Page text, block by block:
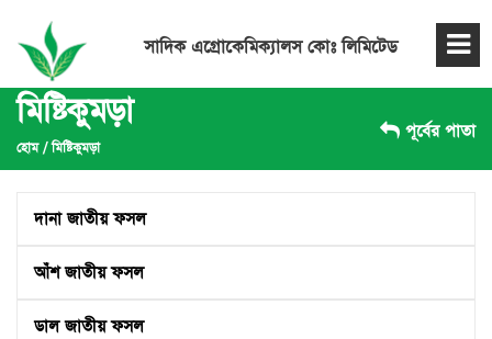
মিষ্টিকুমড়া পূর্বের পাতা
হোম/মিষ্টিকুমড়া
দানা জাতীয় ফসল
আঁশ জাতীয় ফসল
ডাল জাতীয় ফসল
সাদিক এগ্রোকেমিক্যালস কোঃ লিমিটেড